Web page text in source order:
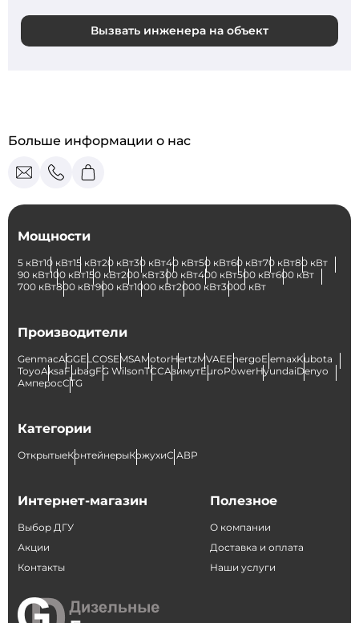
Вызвать инженера на объект
Больше информации о нас
Мощности
5 кВт10 кВт15 кВт20 кВт30 кВт40 кВт50 кВт60 кВт70 кВт80 кВт
90 кВт100 кВт150 кВт200 кВт300 кВт400 кВт500 кВт600 кВт
700 кВт800 кВт900 кВт1000 кВт2000 кВт3000 кВт
Производители
GenmacAGGELCOSEMSAMotorHertzMVAEEnergoElemaxKubota
ToyoAksaFubagFG WilsonТССАзимутEuroPowerHyundaiDenyo
АмперосCTG
Категории
ОткрытыеКонтейнерыКожухиС АВР
Интернет-магазин
Выбор ДГУ
Акции
Контакты
Полезное
О компании
Доставка и оплата
Наши услуги